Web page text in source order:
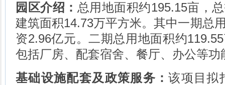
园区介绍： 总用地面积约195.15亩，
建筑面积14.73万平方米。其中一期总
资2.96亿元。二期总用地面积约
包括厂房、配套宿舍、餐厅、办公等功
基础设施配套及政策服务：该项目拟